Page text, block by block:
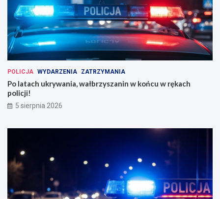
POLICJA WYDARZENIA ZATRZYMANIA
Po latach ukrywania, wałbrzyszanin w końcu w rękach
policji!
5 sierpnia 2026